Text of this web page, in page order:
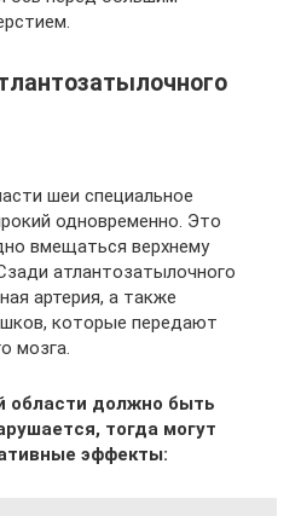
шеи специальное
одновременно. Это
вмещаться верхнему
атлантозатылочного
артерия, а также
которые передают
мозга.
области должно быть
тогда могут
эффекты: